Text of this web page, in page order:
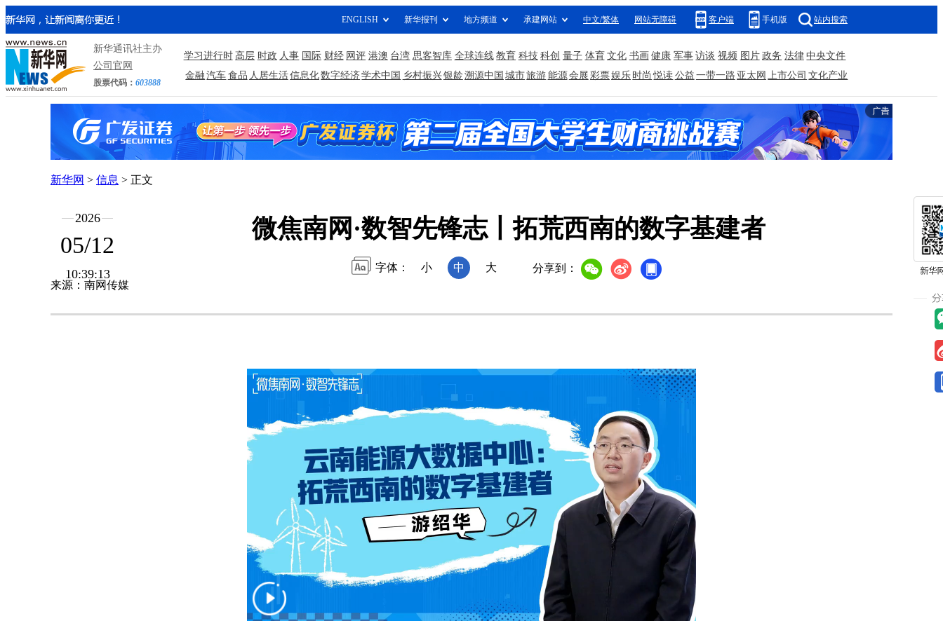
ENGLISH 新华报刊 地方频道 承建网站 中文/繁体 网站无障碍 客户端 手机版 站内搜索
新华通讯社主办
公司官网
股票代码： 603888
学习进行时 高层 时政 人事 国际 财经 网评 港澳 台湾 思客智库 全球连线 教育 科技 科创 量子 体育 文化 书画 健康 军事 访谈 视频 图片 政务 法律 中央文件
金融 汽车 食品 人居生活信息化数字经济学术中国 乡村振兴银龄溯源中国 城市旅游 能源会展 彩票娱乐 时尚 悦读 公益 一带一路 亚太网 上市公司 文化产业
新华网 > 信息 > 正文
2026
05/12
10:39:13
来源：南网传媒
微焦南网·数智先锋志丨拓荒西南的数字基建者
字体： 小 中 大 分享到：